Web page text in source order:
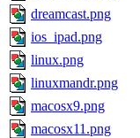
dreamcast.png
ios_ipad.png
linux.png
linuxmandr.png
macosx9.png
macosx11.png